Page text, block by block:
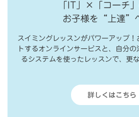
「IT」×「コーチ
お子様を“上達”
スイミングレッスンがパワーアップ
トするオンラインサービスと、自分
るシステムを使ったレッスンで、更
詳しくはこちら